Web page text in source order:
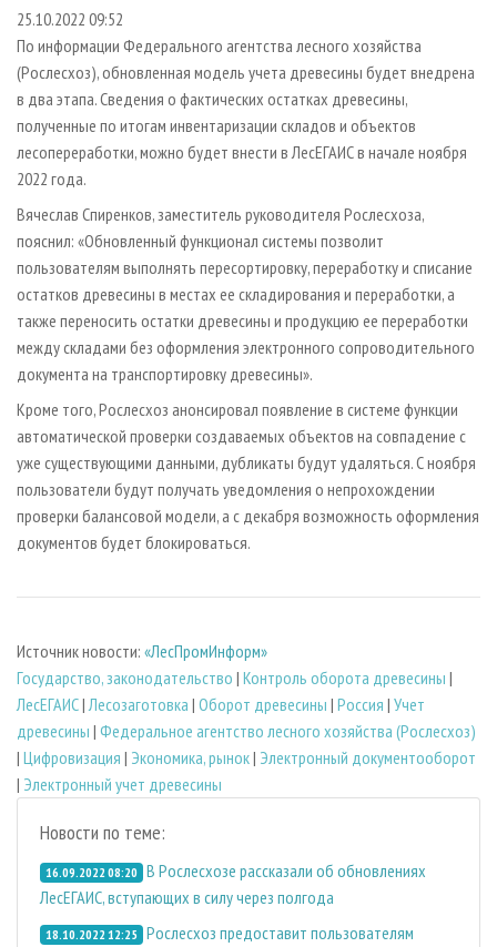
СУШКА ДРЕВЕСИНЫ
ПРОИЗВОДСТВО ДРЕВЕСНЫХ ПЛИТ
ДЕРЕВЯННОЕ ДОМОСТРОЕНИЕ
ПРОИЗВОДСТВО МЕБЕЛИ
БИОЭНЕРГЕТИКА
ИНСТРУМЕНТ И МАТЕРИАЛЫ
ПЕРСОНЫ
МОБИЛЬНЫЕ ВЫСТАВКИ
ОФИЦИАЛЬНЫЕ ДЕЛЕГАЦИИ
ПРИОРИТЕТНЫЕ ИНВЕСТПРОЕКТЫ
RUSSIAN FORESTRY REVIEW
БИБЛИОТЕКА СПЕЦИАЛИСТА
КОНТАКТЫ
РЕКЛАМА
РЕКЛАМА НА САЙТЕ
25.10.2022 09:52
По информации Федерального агентства лесного хозяйства
(Рослесхоз), обновленная модель учета древесины будет внедрена
в два этапа. Сведения о фактических остатках древесины,
полученные по итогам инвентаризации складов и объектов
лесопереработки, можно будет внести в ЛесЕГАИС в начале ноября
2022 года.
Вячеслав Спиренков, заместитель руководителя Рослесхоза,
пояснил: «Обновленный функционал системы позволит
пользователям выполнять пересортировку, переработку и списание
остатков древесины в местах ее складирования и переработки, а
также переносить остатки древесины и продукцию ее переработки
между складами без оформления электронного сопроводительного
документа на транспортировку древесины».
Кроме того, Рослесхоз анонсировал появление в системе функции
автоматической проверки создаваемых объектов на совпадение с
уже существующими данными, дубликаты будут удаляться. С ноября
пользователи будут получать уведомления о непрохождении
проверки балансовой модели, а с декабря возможность оформления
документов будет блокироваться.
Источник новости: «ЛесПромИнформ»
Государство, законодательство | Контроль оборота древесины |
ЛесЕГАИС|Лесозаготовка | Оборот древесины | Россия | Учет
древесины | Федеральное агентство лесного хозяйства (Рослесхоз)
| Цифровизация | Экономика, рынок| Электронный документооборот
| Электронный учет древесины
Новости по теме:
16.09.2022 08:20 В Рослесхозе рассказали об обновлениях
ЛесЕГАИС, вступающих в силу через полгода
18.10.2022 12:25 Рослесхоз предоставит пользователям